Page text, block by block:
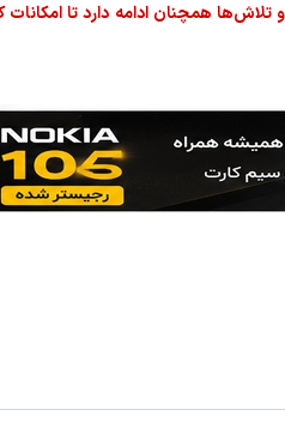
همچنان ادامه دارد تا امکانات